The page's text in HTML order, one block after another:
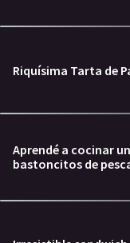
Riquísima Tarta de
Aprendé a cocinar
bastoncitos de